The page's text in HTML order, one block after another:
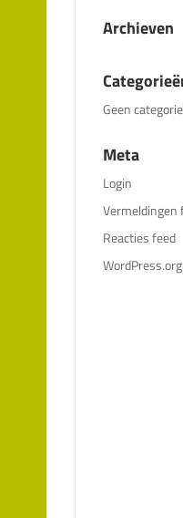
Archieven
Geen
Meta
Login
Vermeldingen
Reacties feed
WordPress.org